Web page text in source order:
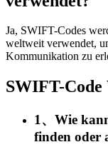
Ja, SWIFT-Codes
weltweit verwendet,
Kommunikation zu
SWIFT-
1、Wie
finden oder